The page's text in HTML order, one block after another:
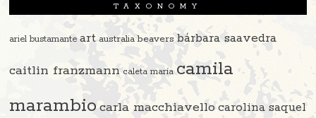
TAXONOMY
ariel bustamante art australia beavers bárbara saavedra
caitlin franzmann caleta maría camila
marambio carla macchiavello carolina saquel